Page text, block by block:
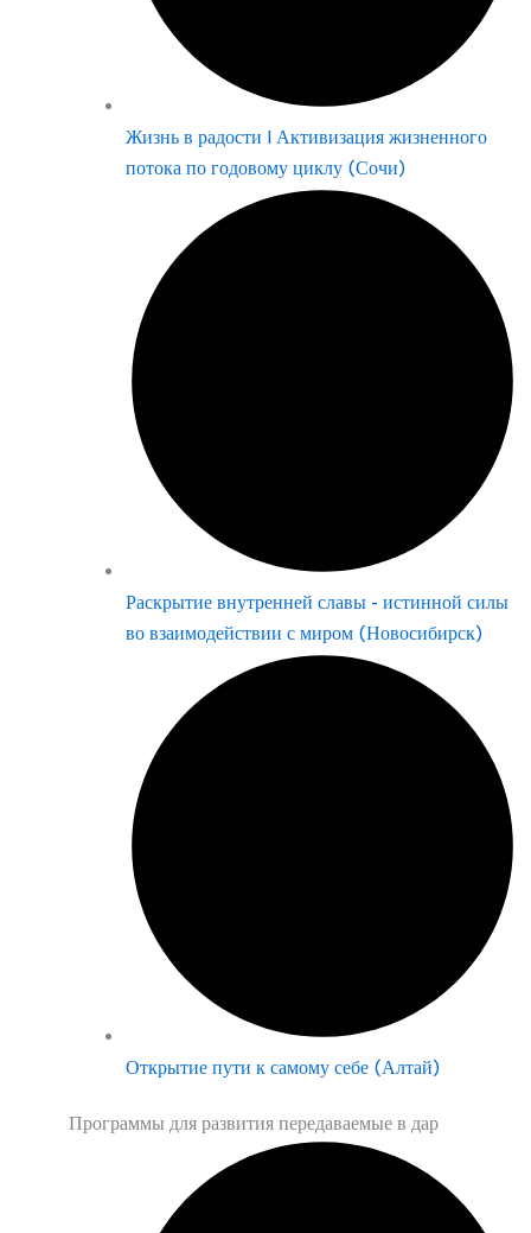
Жизнь в радости | Активизация жизненного
потока по годовому циклу (Сочи)
Раскрытие внутренней славы - истинной силы
во взаимодействии с миром (Новосибирск)
Открытие пути к самому себе (Алтай)
Программы для развития передаваемые в дар